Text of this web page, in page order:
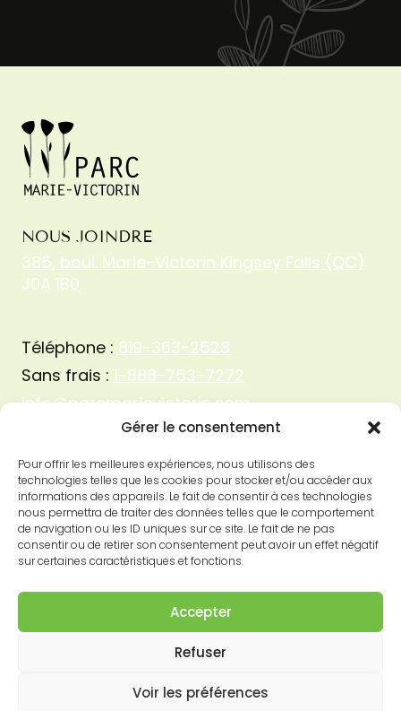
Gérer le consentement
Pour offrir les meilleures expériences, nous utilisons des
technologies telles que les cookies pour stocker et/ou accéder aux
informations des appareils. Le fait de consentir à ces technologies
nous permettra de traiter des données telles que le comportement
de navigation ou les ID uniques sur ce site. Le fait de ne pas
consentir ou de retirer son consentement peut avoir un effet négatif
sur certaines caractéristiques et fonctions.
Accepter
Refuser
Voir les préférences
NOUS JOINDRE
385, boul. Marie-Victorin Kingsey Falls (QC)
J0A 1B0
Téléphone : 819-363-2528
Sans frais : 1-888-753-7272
info@parcmarievictorin.com